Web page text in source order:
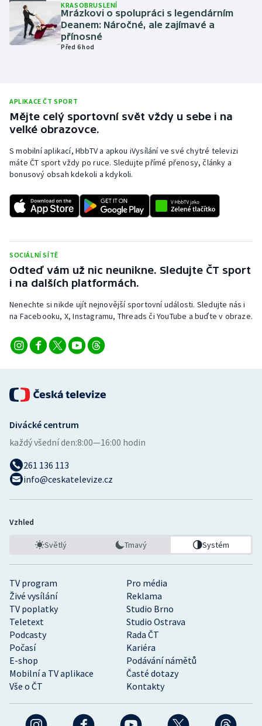
Plavání
Plážový volejbal
Rychlobruslení
Rychlostní kanoistika
Short track
Sportovní střelba
Stolní tenis
Veslování
Volejbal
Ostatní
KRASOBRUSLENÍ
Mrázkovi o spolupráci s legendárním
Deanem: Náročné, ale zajímavé a
přínosné
Před 6 hod
APLIKACE ČT SPORT
Mějte celý sportovní svět vždy u sebe i na
velké obrazovce.
S mobilní aplikací, HbbTV a apkou iVysílání ve své chytré televizi
máte ČT sport vždy po ruce. Sledujte přímé přenosy, články a
bonusový obsah kdekoli a kdykoli.
SOCIÁLNÍ SÍTĚ
Odteď vám už nic neunikne. Sledujte ČT sport
i na dalších platformách.
Nenechte si nikde ujít nejnovější sportovní události. Sledujte nás i
na Facebooku, X, Instagramu, Threads či YouTube a buďte v obraze.
TV program
Pro média
Živé vysílání
Reklama
TV poplatky
Studio Brno
Teletext
Studio Ostrava
Podcasty
Rada ČT
Počasí
Kariéra
E-shop
Podávání námětů
Mobilní a TV aplikace
Časté dotazy
Vše o ČT
Kontakty
Divácké centrum
každý všední den:8:00—16:00 hodin
261 136 113
info@ceskatelevize.cz
Vzhled
Světlý Tmavý Systém